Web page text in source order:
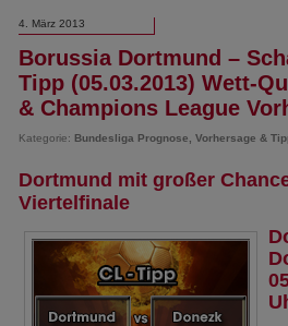
4. März 2013
Borussia Dortmund –
Tipp (05.03.2013) Wett-
& Champions League
Kategorie: Bundesliga Prognose, Vorhersage &
Dortmund mit großer
Viertelfinale